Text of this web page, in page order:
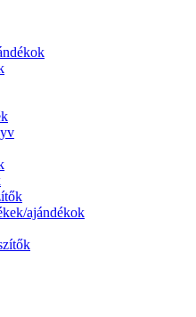
ajándékok